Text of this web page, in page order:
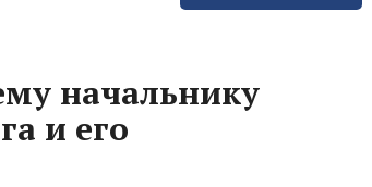
начальнику
и его